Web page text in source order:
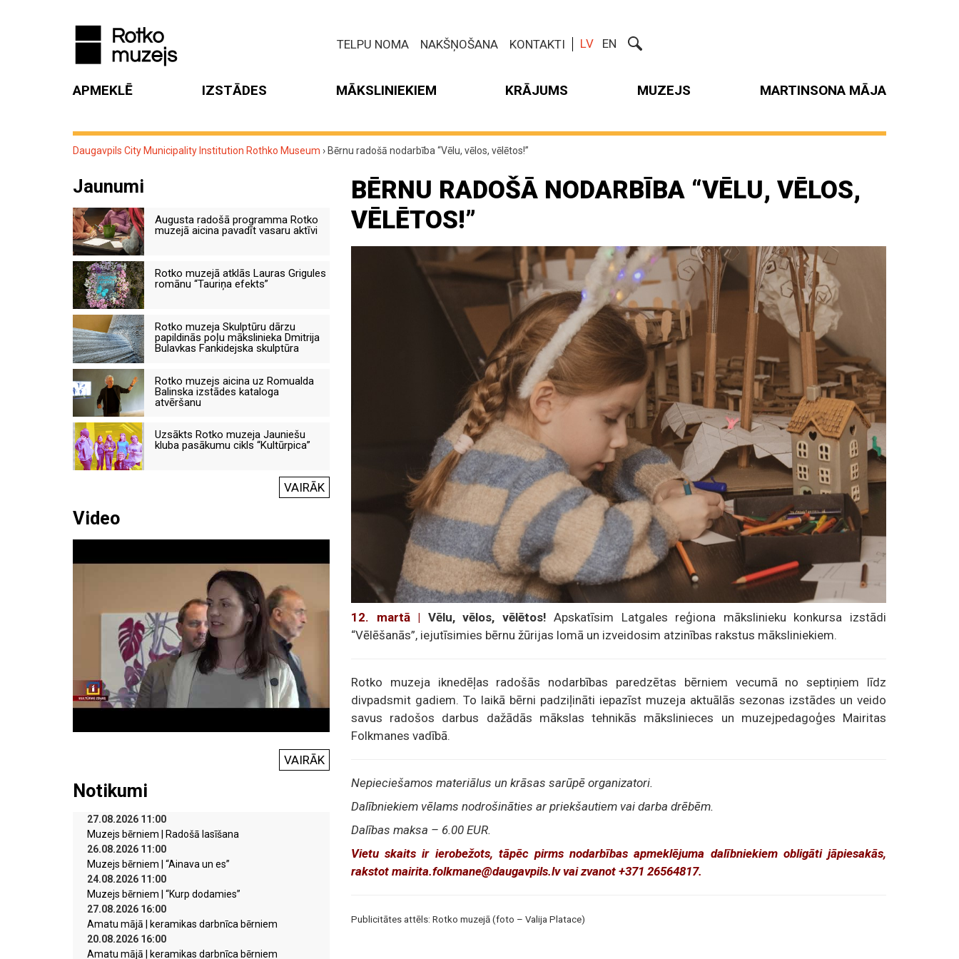
TELPU NOMA NAKŠŅOŠANA KONTAKTI LV EN
APMEKLĒ IZSTĀDES MĀKSLINIEKIEM KRĀJUMS MUZEJS MARTINSONA MĀJA
Daugavpils City Municipality Institution Rothko Museum ›Bērnu radošā nodarbība “Vēlu, vēlos, vēlētos!”
BĒRNU RADOŠĀ NODARBĪBA “VĒLU, VĒLOS,
VĒLĒTOS!”
12. martā | Vēlu, vēlos, vēlētos! Apskatīsim Latgales reģiona mākslinieku konkursa izstādi
“Vēlēšanās”, iejutīsimies bērnu žūrijas lomā un izveidosim atzinības rakstus māksliniekiem.
Rotko muzeja iknedēļas radošās nodarbības paredzētas bērniem vecumā no septiņiem līdz
divpadsmit gadiem. To laikā bērni padziļināti iepazīst muzeja aktuālās sezonas izstādes un veido
savus radošos darbus dažādās mākslas tehnikās mākslinieces un muzejpedagoģes Mairitas
Folkmanes vadībā.
Nepieciešamos materiālus un krāsas sarūpē organizatori.
Dalībniekiem vēlams nodrošināties ar priekšautiem vai darba drēbēm.
Dalības maksa – 6.00 EUR.
Vietu skaits ir ierobežots, tāpēc pirms nodarbības apmeklējuma dalībniekiem obligāti jāpiesakās,
rakstot mairita.folkmane@daugavpils.lv vai zvanot +371 26564817.
Publicitātes attēls: Rotko muzejā (foto – Valija Platace)
Jaunumi
Augusta radošā programma Rotko
muzejā aicina pavadīt vasaru aktīvi
Rotko muzejā atklās Lauras Grigules
romānu “Tauriņa efekts”
Rotko muzeja Skulptūru dārzu
papildinās poļu mākslinieka Dmitrija
Bulavkas Fankidejska skulptūra
Rotko muzejs aicina uz Romualda
Balinska izstādes kataloga
atvēršanu
Uzsākts Rotko muzeja Jauniešu
kluba pasākumu cikls “Kultūrpica”
VAIRĀK
Video
VAIRĀK
Notikumi
27.08.2026 11:00
Muzejs bērniem | Radošā lasīšana
26.08.2026 11:00
Muzejs bērniem | “Ainava un es”
24.08.2026 11:00
Muzejs bērniem | “Kurp dodamies”
27.08.2026 16:00
Amatu mājā | keramikas darbnīca bērniem
20.08.2026 16:00
Amatu mājā | keramikas darbnīca bērniem